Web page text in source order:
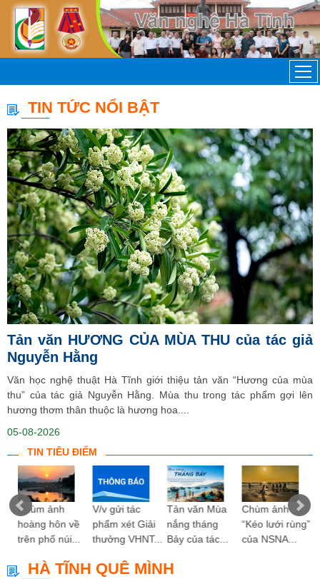
TIN TỨC NỔI BẬT
Tản văn HƯƠNG CỦA MÙA THU của tác giả
Nguyễn Hằng
Văn học nghệ thuật Hà Tĩnh giới thiệu tản văn “Hương của mùa
thu” của tác giả Nguyễn Hằng. Mùa thu trong tác phẩm gợi lên
hương thơm thân thuộc là hương hoa....
05-08-2026
TIN TIÊU ĐIỂM
Chùm ảnh
hoàng hôn về
trên phố núi...
V/v gửi tác
phẩm xét Giải
thưởng VHNT...
Tản văn Mùa
nắng tháng
Bảy của tác...
Chùm ảnh
“Kéo lưới rùng”
của NSNA...
HÀ TĨNH QUÊ MÌNH